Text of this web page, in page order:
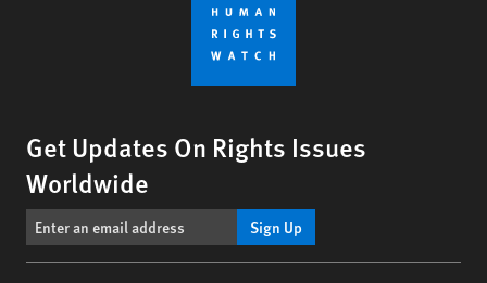
Get Updates On Rights Issues
Worldwide
Sign Up